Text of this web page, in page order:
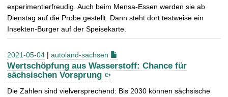
experimentierfreudig. Auch beim Mensa-Essen werden sie ab
Dienstag auf die Probe gestellt. Dann steht dort testweise ein
Insekten-Burger auf der Speisekarte.
2021-05-04 | autoland-sachsen
Wertschöpfung aus Wasserstoff: Chance für
sächsischen Vorsprung
Die Zahlen sind vielversprechend: Bis 2030 können sächsische